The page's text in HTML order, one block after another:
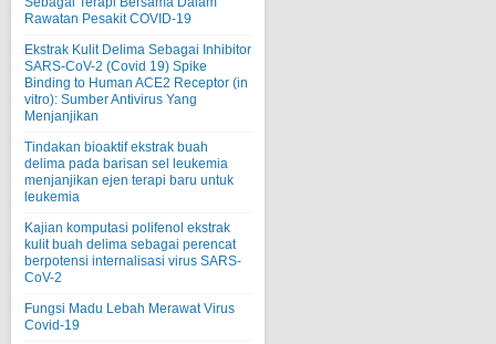
Rawatan Pesakit COVID-19
Ekstrak Kulit Delima Sebagai Inhibitor
SARS-CoV-2 (Covid 19) Spike
Binding to Human ACE2 Receptor (in
vitro): Sumber Antivirus Yang
Menjanjikan
Tindakan bioaktif ekstrak buah
delima pada barisan sel leukemia
menjanjikan ejen terapi baru untuk
leukemia
Kajian komputasi polifenol ekstrak
kulit buah delima sebagai perencat
berpotensi internalisasi virus SARS-
CoV-2
Fungsi Madu Lebah Merawat Virus
Covid-19